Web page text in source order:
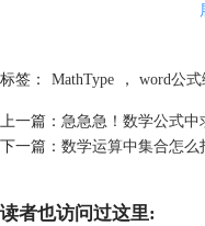
标签： MathType ， word公
上一篇： 急急急！数学公式中
下一篇： 数学运算中集合怎么
读者也访问过这里: